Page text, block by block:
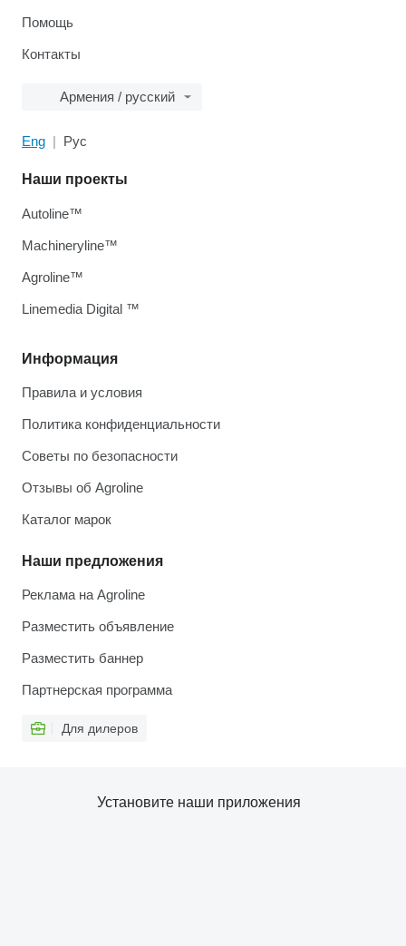
Помощь
Контакты
Армения / русский
Eng Рус
Информация
Правила и условия
Политика конфиденциальности
Советы по безопасности
Отзывы об Agroline
Каталог марок
Наши предложения
Реклама на Agroline
Разместить объявление
Разместить баннер
Партнерская программа
Для дилеров
Наши проекты
Autoline™
Machineryline™
Agroline™
Linemedia Digital ™
Установите наши приложения